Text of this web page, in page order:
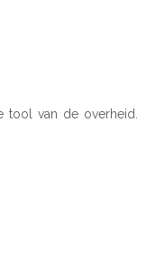
tool van de overheid.